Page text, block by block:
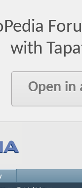
with
Open in